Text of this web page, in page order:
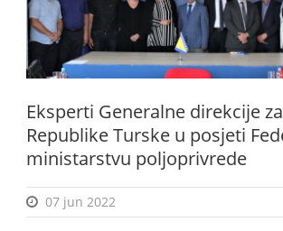
Eksperti Generalne direkcije
Republike Turske u posjeti
ministarstvu poljoprivrede
07 jun 2022